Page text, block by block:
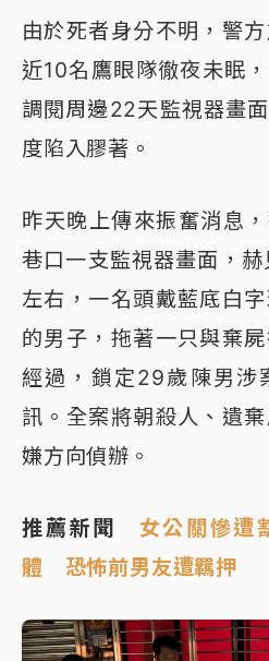
由於死者身分不明，警
近10名鷹眼隊徹夜未眠
調閱周邊22天監視器畫
度陷入膠著。
昨天晚上傳來振奮消息
巷口一支監視器畫面，
左右，一名頭戴藍底白
的男子，拖著一只與棄
經過，鎖定29歲陳男涉
訊。全案將朝殺人、遺
嫌方向偵辦 。
推薦新聞 女公關慘遭
體 恐怖前男友遭羈押